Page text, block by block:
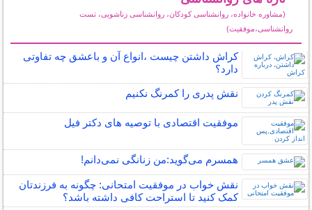
(مشاوره خانواده، روانشناسی کودکان، روانشناسی زناشویی، تست
روانشناسی،موفقیت)
کراش داشتن چیست ،انواع آن و باعشق چه تفاوتی
دارد؟
نقش پدری را کمرنگ نکنیم
موفقیت اقتصادی با توصیه های دکتر فیل
همسرم می‌گوید:من زنانگی نمی‌دانم!
نقش خواب در موفقیت امتحانی: چگونه به فرزندتان
کمک کنید تا استراحت کافی داشته باشد؟